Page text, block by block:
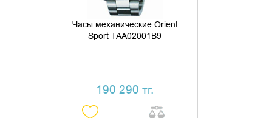
Часы механические Orient
Sport TAA02001B9
190 290 тг.